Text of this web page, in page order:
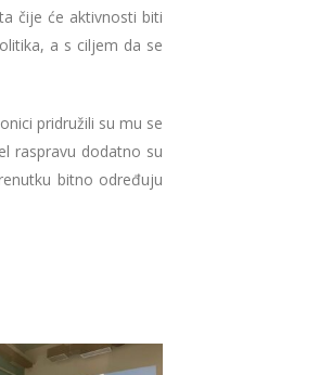
čije će aktivnosti biti
a s ciljem da se
pridružili su mu se
raspravu dodatno su
bitno određuju